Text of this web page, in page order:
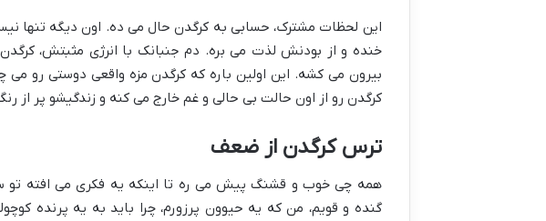
این لحظات مشترک، حسابی به کرگدن حال می ده. اون دیگه تنها
خنده و از بودنش لذت می بره. دم جنبانک با انرژی مثبتش،
بیرون می کشه. این اولین باره که کرگدن مزه واقعی دوستی رو
کرگدن رو از اون حالت بی حالی و غم خارج می کنه و زندگیشو پر از
ترس کرگدن از ضعف
همه چی خوب و قشنگ پیش می ره تا اینکه یه فکری می افته
گنده و قویم، من که یه حیوون پرزورم، چرا باید به یه پرنده